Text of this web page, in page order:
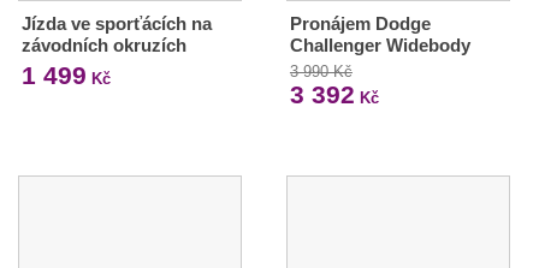
Jízda ve sporťácích na
závodních okruzích
1 499 Kč
Pronájem Dodge
Challenger Widebody
3 990 Kč
3 392 Kč